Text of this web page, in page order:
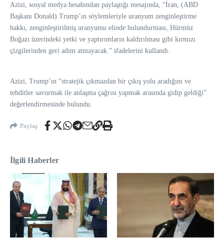
Azizi, sosyal medya hesabından paylaştığı mesajında, “İran, (ABD
Başkanı Donald) Trump’ın söylemleriyle uranyum zenginleştirme
hakkı, zenginleştirilmiş uranyumu elinde bulundurması, Hürmüz
Boğazı üzerindeki yetki ve yaptırımların kaldırılması gibi kırmızı
çizgilerinden geri adım atmayacak.” ifadelerini kullandı.
Azizi, Trump’ın “stratejik çıkmazdan bir çıkış yolu aradığını ve
tehditler savurmak ile anlaşma çağrısı yapmak arasında gidip geldiği”
değerlendirmesinde bulundu.
Paylaş
İlgili Haberler